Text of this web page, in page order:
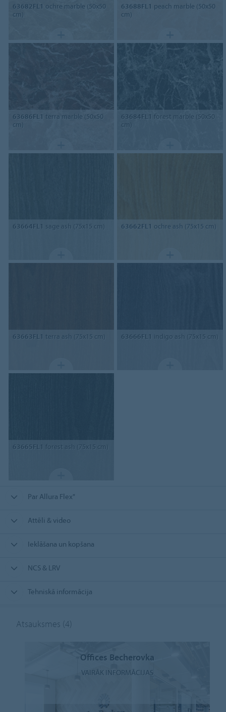
63682FL1 ochre marble (50x50
cm)
63688FL1 peach marble (50x50
cm)
63686FL1 terra marble (50x50
cm)
63684FL1 forest marble (50x50
cm)
63664FL1 sage ash (75x15 cm) 63662FL1 ochre ash (75x15 cm)
63663FL1 terra ash (75x15 cm) 63666FL1 indigo ash (75x15 cm)
63665FL1 forest ash (75x15 cm)
Par Allura Flex"
Attēli & video
Ieklāšana un kopšana
NCS & LRV
Tehniskā informācija
Atsauksmes (4)
Offices Becherovka
VAIRĀK INFORMĀCIJAS